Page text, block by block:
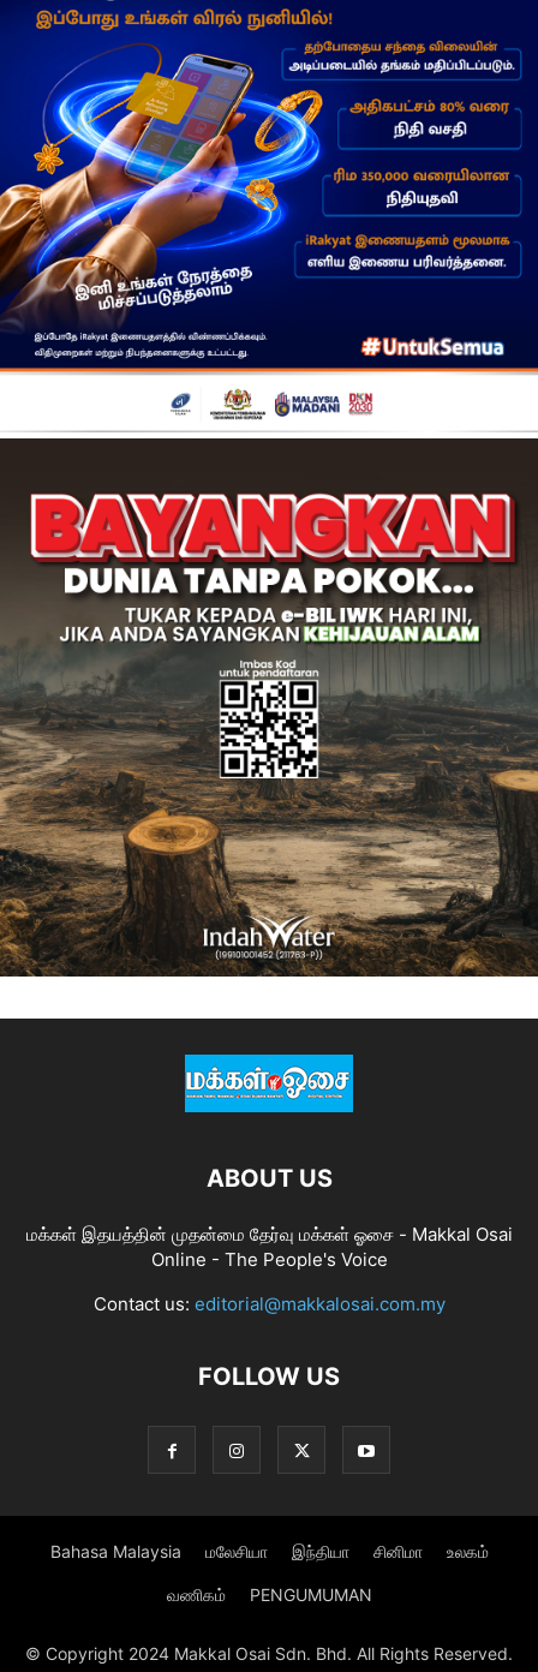
ABOUT US
மக்கள் இதயத்தின் முதன்மை தேர்வு மக்கள் ஓசை - Makkal Osai
Online - The People's Voice
Contact us: editorial@makkalosai.com.my
FOLLOW US
Bahasa Malaysia மலேசியா இந்தியா சினிமா உலகம்
வணிகம் PENGUMUMAN
© Copyright 2024 Makkal Osai Sdn. Bhd. All Rights Reserved.